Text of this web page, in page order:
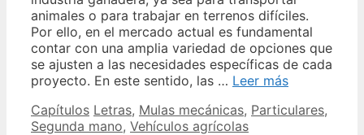
animales o para trabajar en terrenos difíciles.
Por ello, en el mercado actual es fundamental
contar con una amplia variedad de opciones que
se ajusten a las necesidades específicas de cada
proyecto. En este sentido, las … Leer másLetras
Remolques
Categories
Capítulos Tags
Letras, Mulas mecánicas, Particulares,
Segunda mano, Vehículos agrícolas